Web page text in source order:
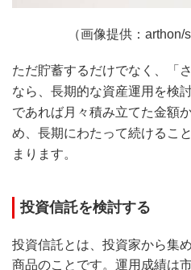
（画像提供：arthon/
ただ貯蓄するだけでなく、「
なら、長期的な資産運用を検
であれば月々積み立てた金額
め、長期にわたって続けるこ
まります。
投資信託を検討する
投資信託とは、投資家から集
商品のことです。運用成績は